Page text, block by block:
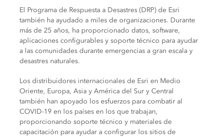
El Programa de Respuesta a Desastres (DRP) de Esri
también ha ayudado a miles de organizaciones. Durante
más de 25 años, ha proporcionado datos, software,
aplicaciones configurables y soporte técnico para ayudar
a las comunidades durante emergencias a gran escala y
desastres naturales.
Los distribuidores internacionales de Esri en Medio
Oriente, Europa, Asia y América del Sur y Central
también han apoyado los esfuerzos para combatir al
COVID-19 en los países en los que trabajan,
proporcionando soporte técnico y materiales de
capacitación para ayudar a configurar los sitios de